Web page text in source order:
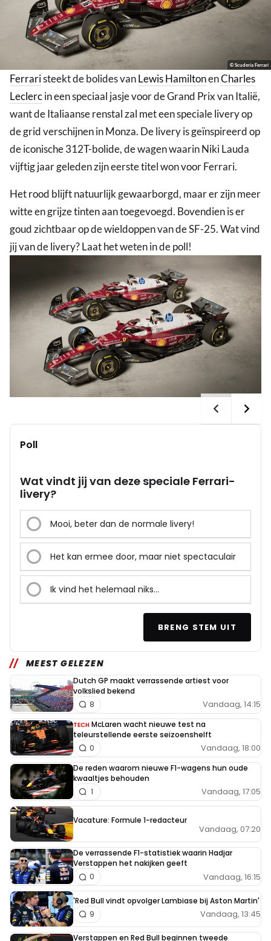
© Scuderia Ferrari
Ferraristeekt de bolides vanLewis HamiltonenCharles
Leclercin een speciaal jasje voor de Grand Prix van Italië,
want de Italiaanse renstal zal met een speciale livery op
de grid verschijnen in Monza. De livery is geïnspireerd op
de iconische 312T-bolide, de wagen waarin Niki Lauda
vijftig jaar geleden zijn eerste titel won voor Ferrari.
Het rood blijft natuurlijk gewaarborgd, maar er zijn meer
witte en grijze tinten aan toegevoegd. Bovendien is er
goud zichtbaar op de wieldoppen van de SF-25. Wat vind
jij van de livery? Laat het weten in de poll!
Poll
Wat vindt jij van deze speciale Ferrari-
livery?
Mooi, beter dan de normale livery!
Het kan ermee door, maar niet spectaculair
Ik vind het helemaal niks…
BRENG STEM UIT
MEEST GELEZEN
Dutch GP maakt verrassende artiest voor
volkslied bekend
Vandaag, 14:15
8
TECH McLaren wacht nieuwe test na
teleurstellende eerste seizoenshelft
Vandaag, 18:00
0
De reden waarom nieuwe F1-wagens hun oude
kwaaltjes behouden
Vandaag, 17:05
1
Vacature: Formule 1-redacteur
Vandaag, 07:20
De verrassende F1-statistiek waarin Hadjar
Verstappen het nakijken geeft
Vandaag, 16:15
0
'Red Bull vindt opvolger Lambiase bij Aston Martin'
Vandaag, 13:45
9
Verstappen en Red Bull beginnen tweede